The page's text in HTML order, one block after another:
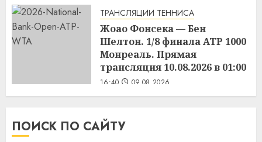
ТРАНСЛЯЦИИ ТЕННИСА
Жоао Фонсека — Бен
Шелтон. 1/8 финала ATP 1000
Монреаль. Прямая
трансляция 10.08.2026 в 01:00
16:40 09.08.2026
ПОИСК ПО САЙТУ